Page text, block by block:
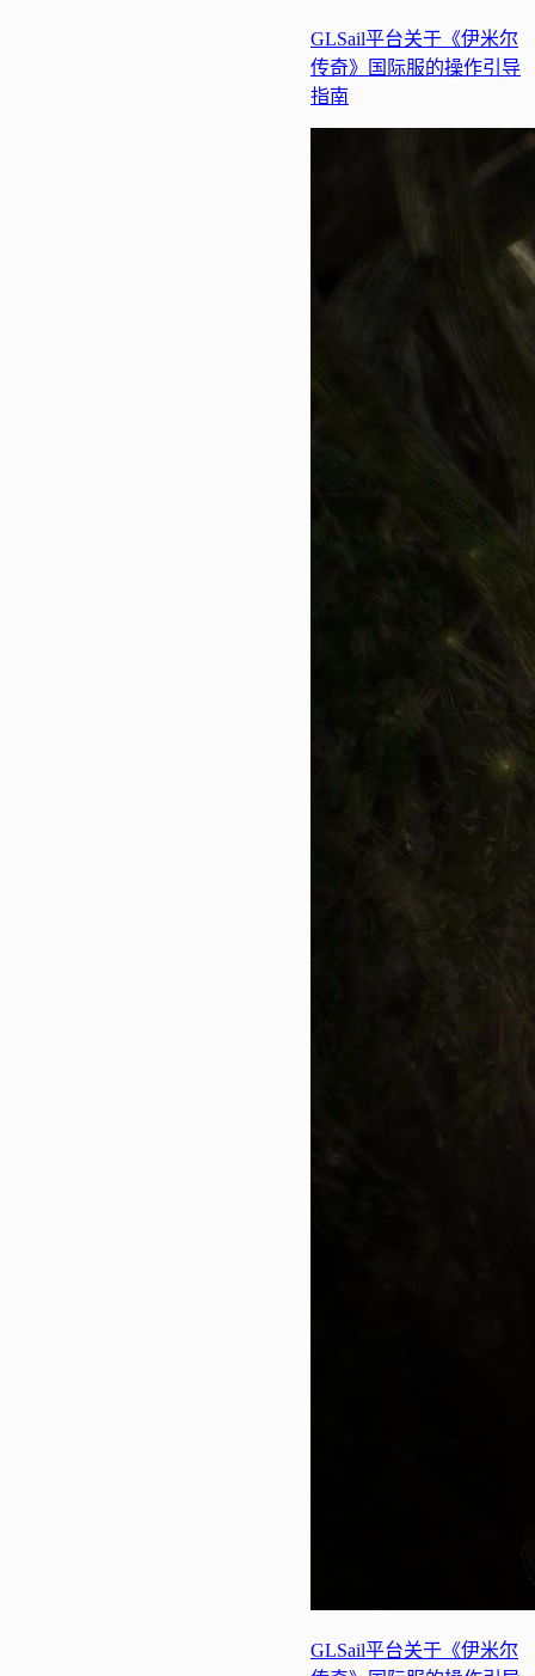
GLSail平台关于《伊米尔
传奇》国际服的操作引导
指南
GLSail平台关于《伊米尔